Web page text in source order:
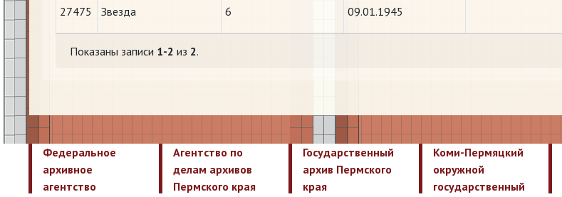
27475 Звезда 6 09.01.1945
Показаны записи 1-2 из 2.
Федеральное
архивное
агентство
Агентство по
делам архивов
Пермского края
Государственный
архив Пермского
края
Коми-Пермяцкий
окружной
государственный